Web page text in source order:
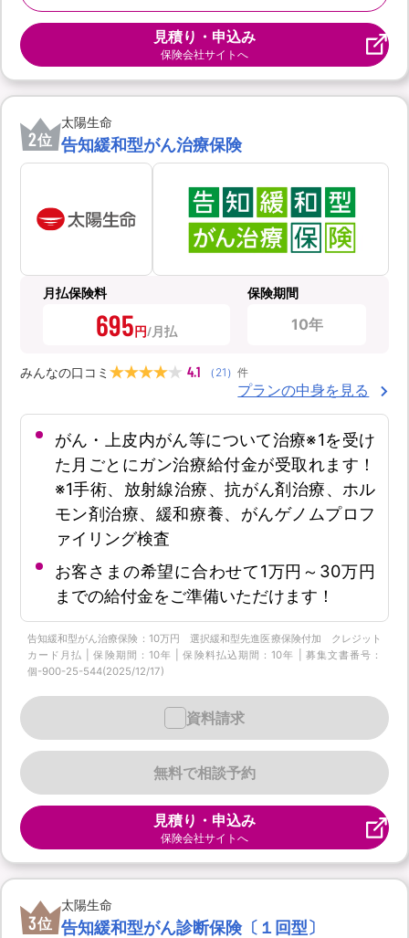
見積り・申込み
保険会社サイトへ
2位
太陽生命
告知緩和型がん治療保険
月払保険料
695円
保険期間
10年
みんなの口コミ 4.1 （ 21 ） 件
プランの中身を見る
がん・上皮内がん等について治療※1を受け
た月ごとにガン治療給付金が受取れます！
※1手術、放射線治療、抗がん剤治療、ホル
モン剤治療、緩和療養、がんゲノムプロフ
ァイリング検査
お客さまの希望に合わせて1万円～30万円
までの給付金をご準備いただけます！
告知緩和型がん治療保険：10万円 選択緩和型先進医療保険付加 クレジット
カード月払 | 保険期間：10年 | 保険料払込期間：10年 | 募集文書番号：
個-900-25-544(2025/12/17)
無料で相談予約
資料請求
見積り・申込み
保険会社サイトへ
3位
太陽生命
告知緩和型がん診断保険〔１回型〕